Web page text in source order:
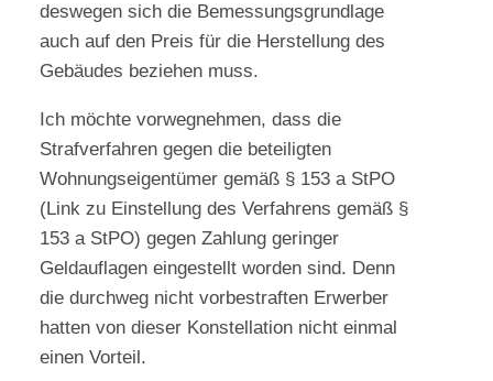
deswegen sich die Bemessungsgrundlage
auch auf den Preis für die Herstellung des
Gebäudes beziehen muss.
Ich möchte vorwegnehmen, dass die
Strafverfahren gegen die beteiligten
Wohnungseigentümer gemäß § 153 a StPO
(Link zu Einstellung des Verfahrens gemäß §
153 a StPO) gegen Zahlung geringer
Geldauflagen eingestellt worden sind. Denn
die durchweg nicht vorbestraften Erwerber
hatten von dieser Konstellation nicht einmal
einen Vorteil.